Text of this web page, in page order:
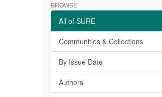
BROWSE
All of SURE
Communities & Collections
By Issue Date
Authors